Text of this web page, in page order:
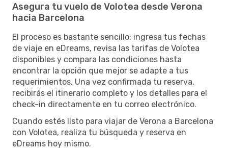
Asegura tu vuelo de Volotea desde Verona
hacia Barcelona
El proceso es bastante sencillo: ingresa tus fechas
de viaje en eDreams, revisa las tarifas de Volotea
disponibles y compara las condiciones hasta
encontrar la opción que mejor se adapte a tus
requerimientos. Una vez confirmada tu reserva,
recibirás el itinerario completo y los detalles para el
check-in directamente en tu correo electrónico.
Cuando estés listo para viajar de Verona a Barcelona
con Volotea, realiza tu búsqueda y reserva en
eDreams hoy mismo.